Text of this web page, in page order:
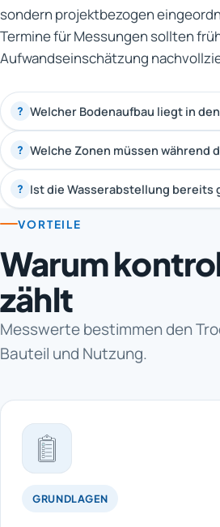
sondern projektbezogen
Termine für Messungen sollten
Aufwandseinschätzung
? Welcher Bodenaufbau liegt in
? Welche Zonen müssen während
? Ist die Wasserabstellung bereits
VORTEILE
Warum
zählt
Messwerte bestimmen den
Bauteil und Nutzung.
GRUNDLAGEN